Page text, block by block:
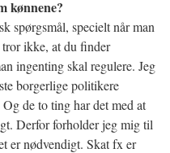
kønnene?
spørgsmål, specielt når man
ikke, at du finder
ingenting skal regulere. Jeg
borgerlige politikere
de to ting har det med at
Derfor forholder jeg mig til
er nødvendigt. Skat fx er